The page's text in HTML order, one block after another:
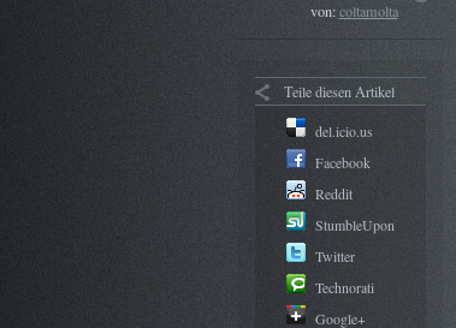
von:coltamolta
Teile diesen Artikel
del.icio.us
Facebook
Reddit
StumbleUpon
Twitter
Technorati
Google+